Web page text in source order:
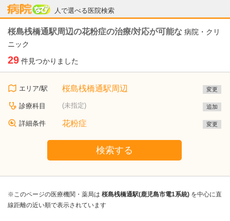
人で選べる医院検索
病院なび
桜島桟橋通駅周辺の花粉症の治療/対応が可能な 病院・クリ
ニック
29 件見つかりました
エリア/駅 桜島桟橋通駅周辺 変更
診療科目 (未指定) 追加
詳細条件 花粉症 変更
検索する
※このページの医療機関・薬局は 桜島桟橋通駅(鹿児島市電1系統) を中心に直
線距離の近い順で表示されています